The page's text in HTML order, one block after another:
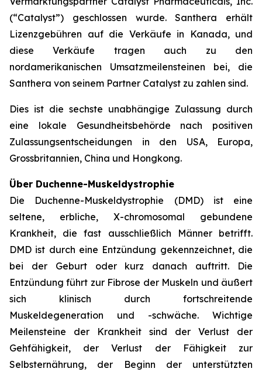
(“Catalyst”) geschlossen wurde. Santhera erhält
Lizenzgebühren auf die Verkäufe in Kanada, und
diese Verkäufe tragen auch zu den
nordamerikanischen Umsatzmeilensteinen bei, die
Santhera von seinem Partner Catalyst zu zahlen sind.
Dies ist die sechste unabhängige Zulassung durch
eine lokale Gesundheitsbehörde nach positiven
Zulassungsentscheidungen in den USA, Europa,
Grossbritannien, China und Hongkong.
Über Duchenne-Muskeldystrophie
Die Duchenne-Muskeldystrophie (DMD) ist eine
seltene, erbliche, X-chromosomal gebundene
Krankheit, die fast ausschließlich Männer betrifft.
DMD ist durch eine Entzündung gekennzeichnet, die
bei der Geburt oder kurz danach auftritt. Die
Entzündung führt zur Fibrose der Muskeln und äußert
sich klinisch durch fortschreitende
Muskeldegeneration und -schwäche. Wichtige
Meilensteine der Krankheit sind der Verlust der
Gehfähigkeit, der Verlust der Fähigkeit zur
Selbsternährung, der Beginn der unterstützten